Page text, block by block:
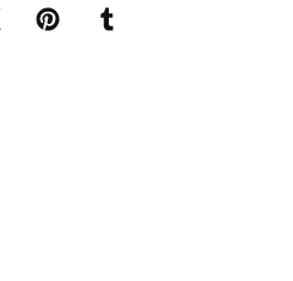
PinterestTumblr